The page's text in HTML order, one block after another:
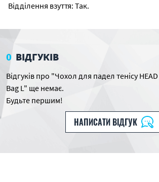
Відділення взуття: Так.
0 ВІДГУКІВ
Відгуків про "Чохол для падел тенісу
Bag L" ще немає.
Будьте першим!
НАПИСАТИ ВІДГУК